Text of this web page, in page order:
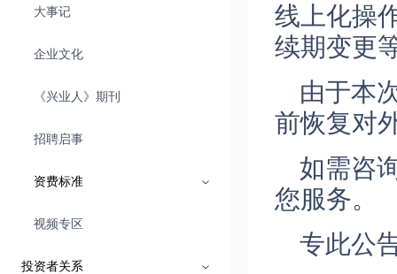
大事记
企业文化
《兴业人》期刊
招聘启事
资费标准
视频专区
投资者关系
线上化操
续期变更
由于本
前恢复对
如需咨
您服务。
专此公